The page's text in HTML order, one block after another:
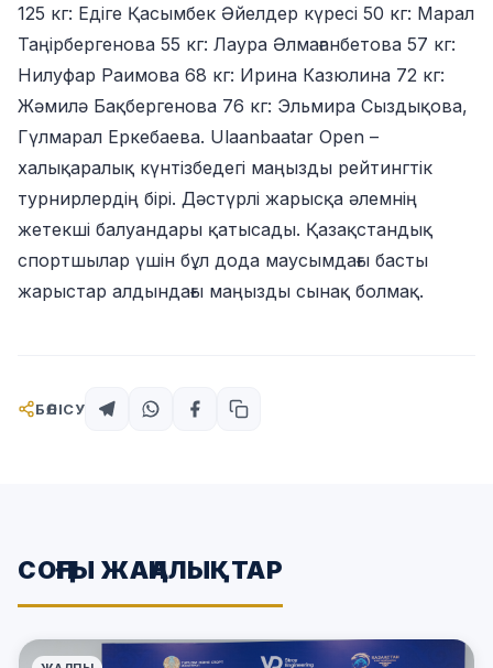
125 кг: Едіге Қасымбек Әйелдер күресі 50 кг: Марал
Таңірбергенова 55 кг: Лаура Әлмағанбетова 57 кг:
Нилуфар Раимова 68 кг: Ирина Казюлина 72 кг:
Жәмилә Бақбергенова 76 кг: Эльмира Сыздықова,
Гүлмарал Еркебаева. Ulaanbaatar Open –
халықаралық күнтізбедегі маңызды рейтингтік
турнирлердің бірі. Дәстүрлі жарысқа әлемнің
жетекші балуандары қатысады. Қазақстандық
спортшылар үшін бұл дода маусымдағы басты
жарыстар алдындағы маңызды сынақ болмақ.
БӨЛІСУ
СОҢҒЫ ЖАҢАЛЫҚТАР